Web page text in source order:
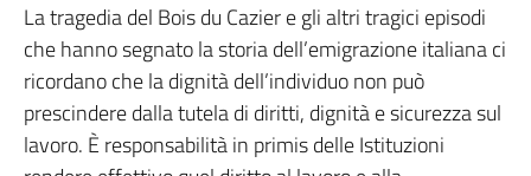
La tragedia del Bois du Cazier e gli altri tragici episodi
che hanno segnato la storia dell’emigrazione italiana ci
ricordano che la dignità dell’individuo non può
prescindere dalla tutela di diritti, dignità e sicurezza sul
lavoro. È responsabilità in primis delle Istituzioni